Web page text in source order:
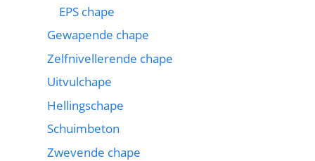
EPS chape
Gewapende chape
Zelfnivellerende chape
Uitvulchape
Hellingschape
Schuimbeton
Zwevende chape